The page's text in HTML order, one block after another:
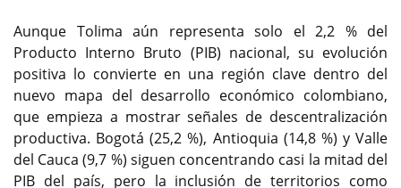
Aunque Tolima aún representa solo el 2,2 % del
Producto Interno Bruto (PIB) nacional, su evolución
positiva lo convierte en una región clave dentro del
nuevo mapa del desarrollo económico colombiano,
que empieza a mostrar señales de descentralización
productiva. Bogotá (25,2 %), Antioquia (14,8 %) y Valle
del Cauca (9,7 %) siguen concentrando casi la mitad del
PIB del país, pero la inclusión de territorios como